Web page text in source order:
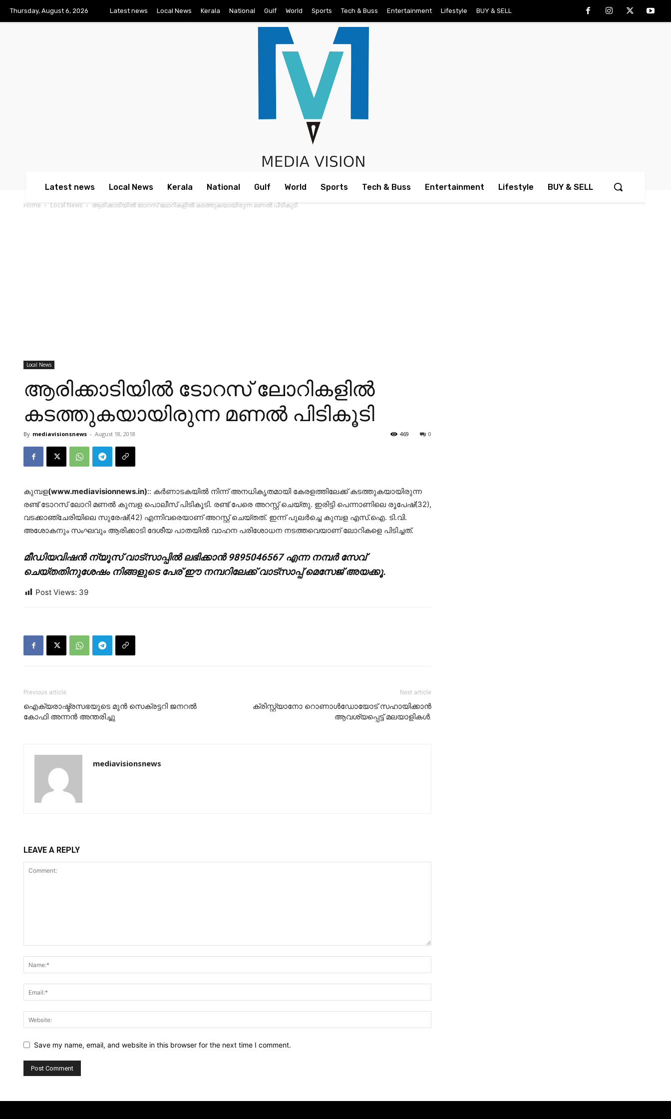
Thursday, August 6, 2026 Latest news Local News Kerala National Gulf World Sports Tech & Buss Entertainment Lifestyle BUY & SELL
Latest news Local News Kerala National Gulf World Sports Tech & Buss Entertainment Lifestyle BUY & SELL
Home Local News ആരിക്കാടിയിൽ ടോറസ് ലോറികളില്‍ കടത്തുകയായിരുന്ന മണല്‍ പിടികൂടി
Local News
ആരിക്കാടിയിൽ ടോറസ് ലോറികളില്‍
കടത്തുകയായിരുന്ന മണല്‍ പിടികൂടി
By mediavisionsnews - August 18, 2018 0
469
കുമ്പള(www.mediavisionnews.in):: കര്‍ണാടകയില്‍ നിന്ന് അനധികൃതമായി കേരളത്തിലേക്ക് കടത്തുകയായിരുന്ന
രണ്ട് ടോറസ് ലോറി മണല്‍ കുമ്പള പൊലീസ് പിടികൂടി. രണ്ട് പേരെ അറസ്റ്റ് ചെയ്തു. ഇരിട്ടി പെന്നാണിലെ രൂപേഷ്(32),
വടക്കാഞ്ചേരിയിലെ സുരേഷ്(42) എന്നിവരെയാണ് അറസ്റ്റ് ചെയ്തത്. ഇന്ന് പുലര്‍ച്ചെ കുമ്പള എസ്.ഐ. ടി.വി.
അശോകനും സംഘവും ആരിക്കാടി ദേശീയ പാതയില്‍ വാഹന പരിശോധന നടത്തവെയാണ് ലോറികളെ പിടിച്ചത്.
മീഡിയവിഷൻ ന്യൂസ് വാട്സാപ്പില്‍ ലഭിക്കാന്‍ 9895046567 എന്ന നമ്പര്‍ സേവ്
ചെയ്തതിനുശേഷം നിങ്ങളുടെ പേര് ഈ നമ്പറിലേക്ക് വാട്സാപ്പ് മെസേജ് അയക്കൂ.
Post Views: 39
Previous article
ഐക്യരാഷ്ട്രസഭയുടെ മുന്‍ സെക്രട്ടറി ജനറല്‍
കോഫി അന്നന്‍ അന്തരിച്ചു
Next article
ക്രിസ്റ്റ്യാനോ റൊണാള്‍ഡോയോട് സഹായിക്കാന്‍
ആവശ്യപ്പെട്ട് മലയാളികള്‍.
mediavisionsnews
LEAVE A REPLY
Save my name, email, and website in this browser for the next time I comment.